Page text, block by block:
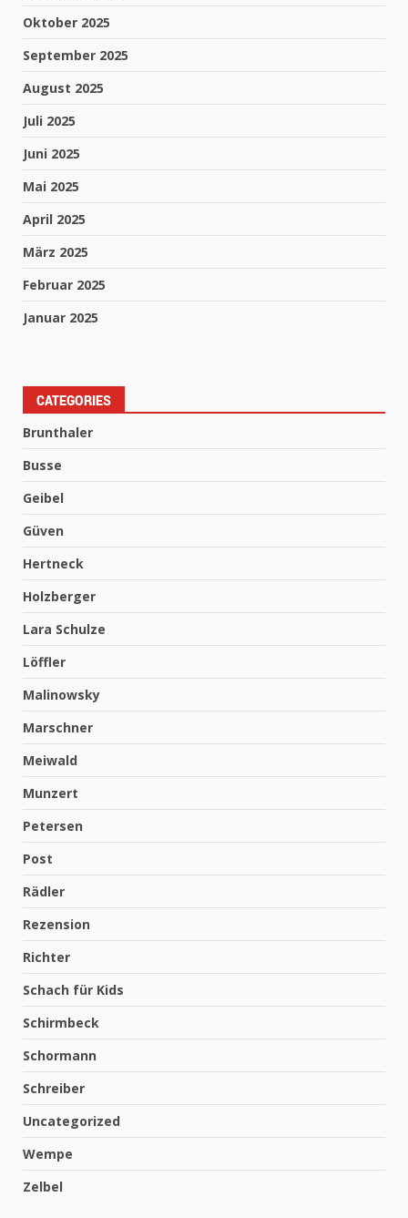
Oktober 2025
September 2025
August 2025
Juli 2025
Juni 2025
Mai 2025
April 2025
März 2025
Februar 2025
Januar 2025
CATEGORIES
Brunthaler
Busse
Geibel
Güven
Hertneck
Holzberger
Lara Schulze
Löffler
Malinowsky
Marschner
Meiwald
Munzert
Petersen
Post
Rädler
Rezension
Richter
Schach für Kids
Schirmbeck
Schormann
Schreiber
Uncategorized
Wempe
Zelbel